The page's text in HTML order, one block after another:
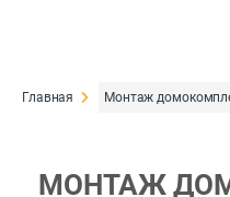
Главная Монтаж
МОНТАЖ